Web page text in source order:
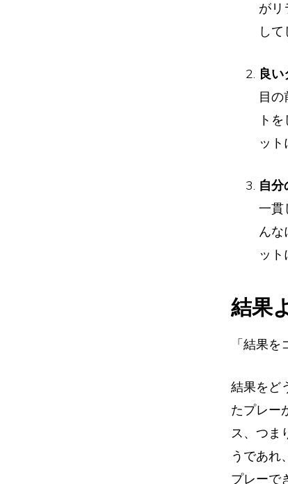
がリ
して
良
目
ト
ッ
自分
一貫
ん
ット
結果
「結果
結果をど
たプレー
ス、つま
うであれ
プレーで